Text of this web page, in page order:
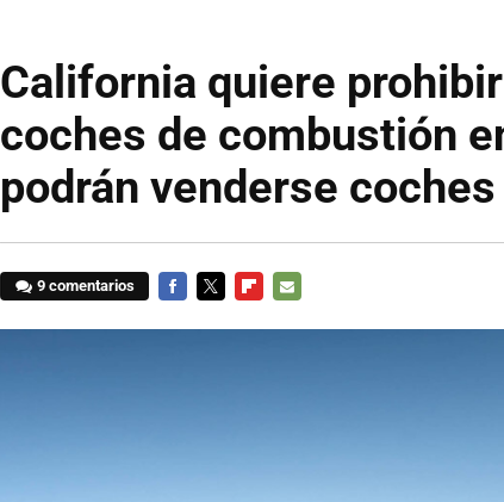
California quiere
coches de combustión
podrán venderse
9 comentarios